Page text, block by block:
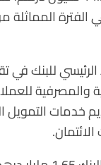
المماثلة
للبنك في
والمصرفية
خدمات التمويل